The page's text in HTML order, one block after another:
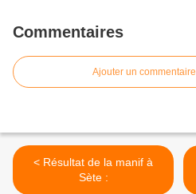
Commentaires
Ajouter un commentaire
< Résultat de la manif à
Sète :